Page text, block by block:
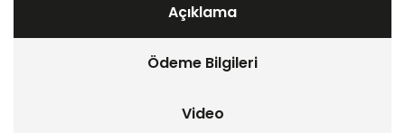
Açıklama
Ödeme Bilgileri
Video